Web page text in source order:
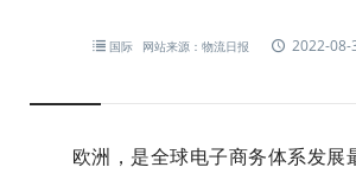
国际 网站来源：物流日报 2022-08-
欧洲，是全球电子商务体系发展